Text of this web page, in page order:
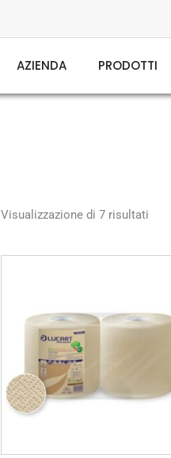
AZIENDA PRODOTTI
Visualizzazione di 7 risultati